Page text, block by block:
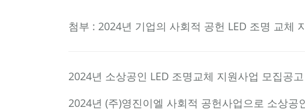
첨부 : 2024년 기업의 사회적 공헌 LED 조명 교체
2024년 소상공인 LED 조명교체 지원사업 모집공고
2024년 (주)영진이엘 사회적 공헌사업으로 소상